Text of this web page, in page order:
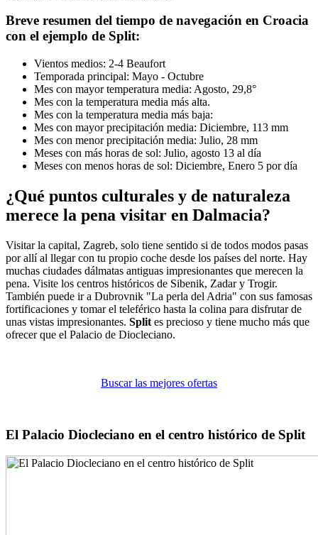
Breve resumen del tiempo de navegación en Croacia
con el ejemplo de Split:
Vientos medios: 2-4 Beaufort
Temporada principal: Mayo - Octubre
Mes con mayor temperatura media: Agosto, 29,8°
Mes con la temperatura media más alta.
Mes con la temperatura media más baja:
Mes con mayor precipitación media: Diciembre, 113 mm
Mes con menor precipitación media: Julio, 28 mm
Meses con más horas de sol: Julio, agosto 13 al día
Meses con menos horas de sol: Diciembre, Enero 5 por día
¿Qué puntos culturales y de naturaleza
merece la pena visitar en Dalmacia?
Visitar la capital, Zagreb, solo tiene sentido si de todos modos pasas
por allí al llegar con tu propio coche desde los países del norte. Hay
muchas ciudades dálmatas antiguas impresionantes que merecen la
pena. Visite los centros históricos de Sibenik, Zadar y Trogir.
También puede ir a Dubrovnik "La perla del Adria" con sus famosas
fortificaciones y tomar el teleférico hasta la colina para disfrutar de
unas vistas impresionantes. Split es precioso y tiene mucho más que
ofrecer que el Palacio de Diocleciano.
Buscar las mejores ofertas
El Palacio Diocleciano en el centro histórico de Split